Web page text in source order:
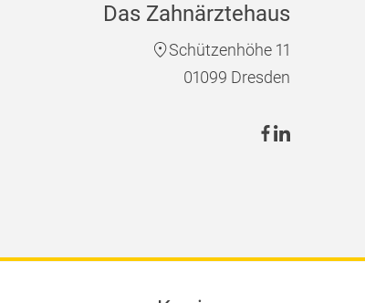
Das Zahnärztehaus
Schützenhöhe 11
01099 Dresden